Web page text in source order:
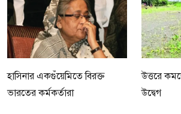
হাসিনার একগুঁয়েমিতে বিরক্ত
ভারতের কর্মকর্তারা
উত্তরে
উদ্বেগ